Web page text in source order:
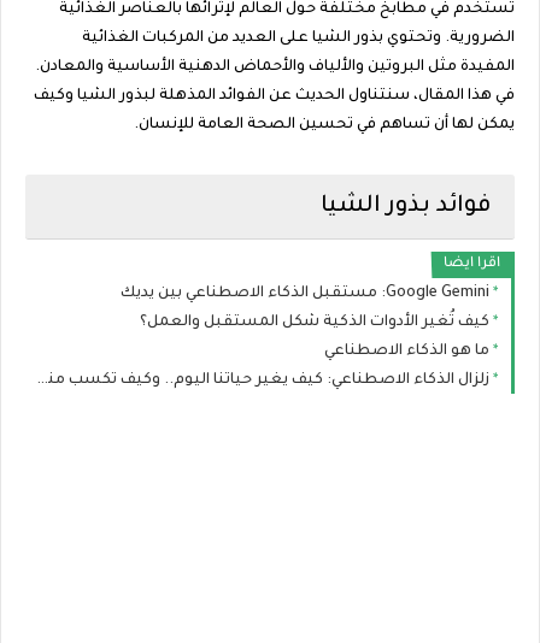
تستخدم في مطابخ مختلفة حول العالم لإثرائها بالعناصر الغذائية
الضرورية. وتحتوي بذور الشيا على العديد من المركبات الغذائية
المفيدة مثل البروتين والألياف والأحماض الدهنية الأساسية والمعادن.
في هذا المقال، سنتناول الحديث عن الفوائد المذهلة لبذور الشيا وكيف
يمكن لها أن تساهم في تحسين الصحة العامة للإنسان.
فوائد بذور الشيا
اقرا ايضا
Google Gemini: مستقبل الذكاء الاصطناعي بين يديك
كيف تُغير الأدوات الذكية شكل المستقبل والعمل؟
ما هو الذكاء الاصطناعي
زلزال الذكاء الاصطناعي: كيف يغير حياتنا اليوم.. وكيف تكسب منه المال ببساطة؟